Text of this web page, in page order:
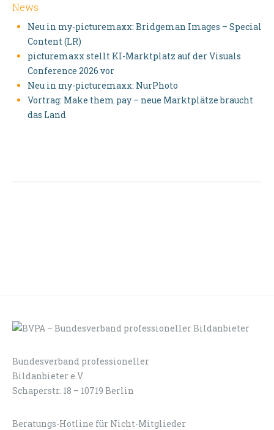
News
Neu in my-picturemaxx: Bridgeman Images – Special
Content (LR)
picturemaxx stellt KI-Marktplatz auf der Visuals
Conference 2026 vor
Neu in my-picturemaxx: NurPhoto
Vortrag: Make them pay – neue Marktplätze braucht
das Land
Bundesverband professioneller
Bildanbieter e.V.
Schaperstr. 18 – 10719 Berlin
Beratungs-Hotline für Nicht-Mitglieder